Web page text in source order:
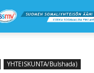
YHTEISKUNTA/Bulshada)